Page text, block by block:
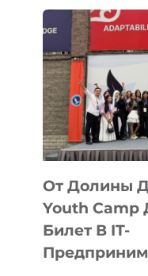
От Долины
Youth Camp
Билет В IT-